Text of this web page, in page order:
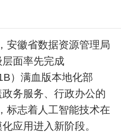
安徽省数据资源管理局
面率先完成
）满血版本地化部
务服务、行政办公的
标志着人工智能技术在
应用进入新阶段。